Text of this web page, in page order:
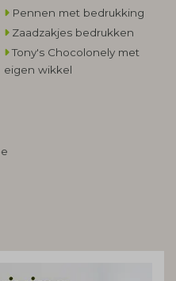
Pennen met bedrukking
Zaadzakjes bedrukken
Tony's Chocolonely met
eigen wikkel